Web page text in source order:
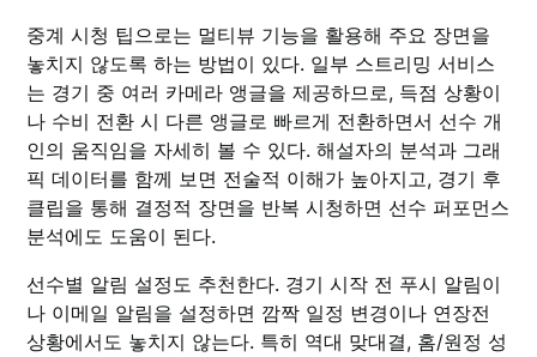
중계 시청 팁으로는 멀티뷰 기능을 활용해 주요 장면을
놓치지 않도록 하는 방법이 있다. 일부 스트리밍 서비스
는 경기 중 여러 카메라 앵글을 제공하므로, 득점 상황이
나 수비 전환 시 다른 앵글로 빠르게 전환하면서 선수 개
인의 움직임을 자세히 볼 수 있다. 해설자의 분석과 그래
픽 데이터를 함께 보면 전술적 이해가 높아지고, 경기 후
클립을 통해 결정적 장면을 반복 시청하면 선수 퍼포먼스
분석에도 도움이 된다.
선수별 알림 설정도 추천한다. 경기 시작 전 푸시 알림이
나 이메일 알림을 설정하면 깜짝 일정 변경이나 연장전
상황에서도 놓치지 않는다. 특히 역대 맞대결, 홈/원정 성